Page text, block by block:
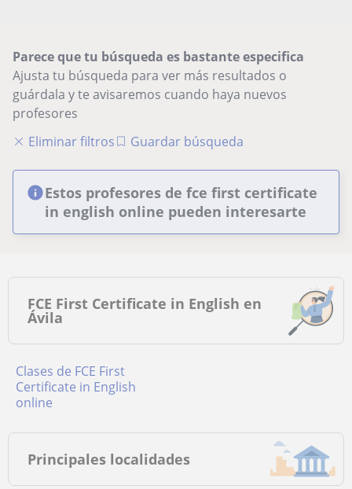
Parece que tu búsqueda es bastante especifica
Ajusta tu búsqueda para ver más resultados o
guárdala y te avisaremos cuando haya nuevos
profesores
Eliminar filtros
Guardar búsqueda
Estos profesores de fce first certificate
in english online pueden interesarte
FCE First Certificate in English en
Ávila
Clases de FCE First
Certificate in English
online
Principales localidades